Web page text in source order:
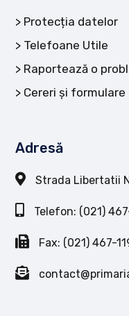
Protecția datelor
Telefoane Utile
Raportează o
Cereri și formulare
Adresă
Strada Libertatii
Telefon: (021)
Fax: (021) 467-